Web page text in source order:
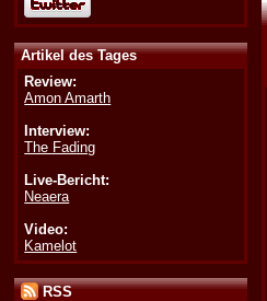
Artikel des Tages
Review:
Amon Amarth
Interview:
The Fading
Live-Bericht:
Neaera
Video:
Kamelot
RSS